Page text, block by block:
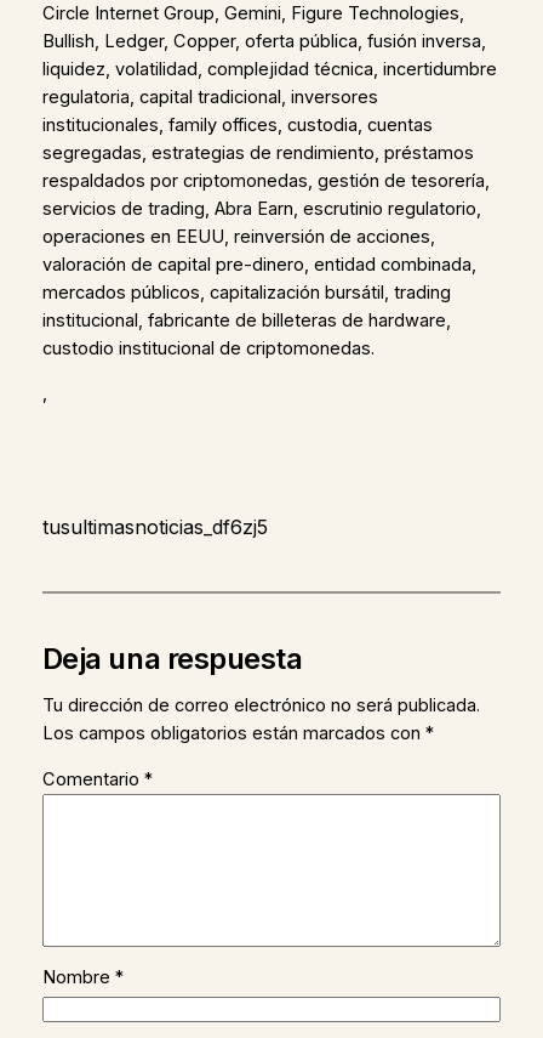
Circle Internet Group, Gemini, Figure Technologies,
Bullish, Ledger, Copper, oferta pública, fusión inversa,
liquidez, volatilidad, complejidad técnica, incertidumbre
regulatoria, capital tradicional, inversores
institucionales, family offices, custodia, cuentas
segregadas, estrategias de rendimiento, préstamos
respaldados por criptomonedas, gestión de tesorería,
servicios de trading, Abra Earn, escrutinio regulatorio,
operaciones en EEUU, reinversión de acciones,
valoración de capital pre-dinero, entidad combinada,
mercados públicos, capitalización bursátil, trading
institucional, fabricante de billeteras de hardware,
custodio institucional de criptomonedas.
,
tusultimasnoticias_df6zj5
Deja una respuesta
Tu dirección de correo electrónico no será publicada.
Los campos obligatorios están marcados con *
Comentario *
Nombre *